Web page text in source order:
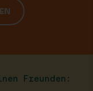
Freunden: